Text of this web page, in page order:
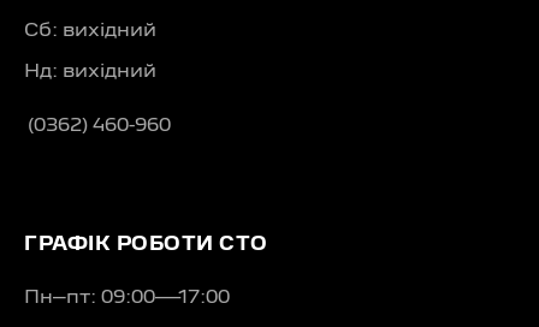
Сб: вихідний
Нд: вихідний
(0362) 460-960
ГРАФІК РОБОТИ СТО
Пн–пт: 09:00—17:00